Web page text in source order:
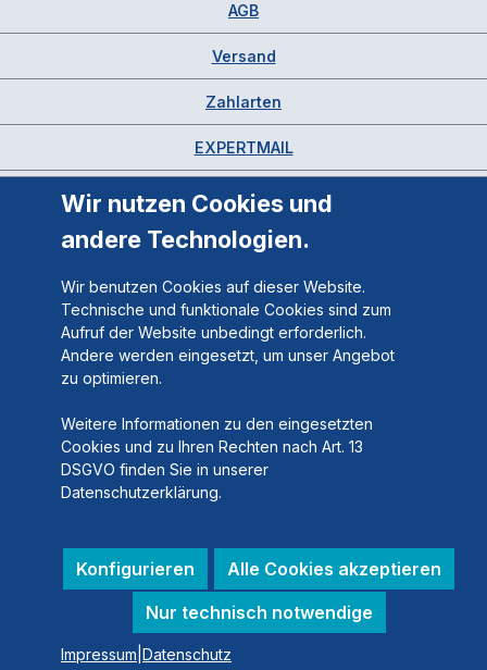
AGB
Versand
Zahlarten
EXPERTMAIL
Wir nutzen Cookies und
andere Technologien.
Wir benutzen Cookies auf dieser Website.
Technische und funktionale Cookies sind zum
Aufruf der Website unbedingt erforderlich.
Andere werden eingesetzt, um unser Angebot
zu optimieren.
Weitere Informationen zu den eingesetzten
Cookies und zu Ihren Rechten nach Art. 13
DSGVO finden Sie in unserer
Datenschutzerklärung.
Konfigurieren
Alle Cookies akzeptieren
Nur technisch notwendige
Impressum Datenschutz